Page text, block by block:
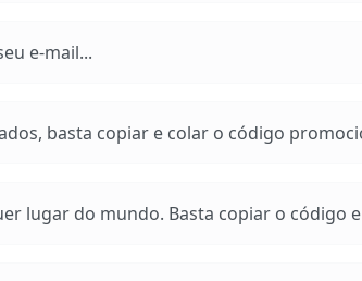
e-mail...
basta copiar e colar o código
lugar do mundo. Basta copiar o código